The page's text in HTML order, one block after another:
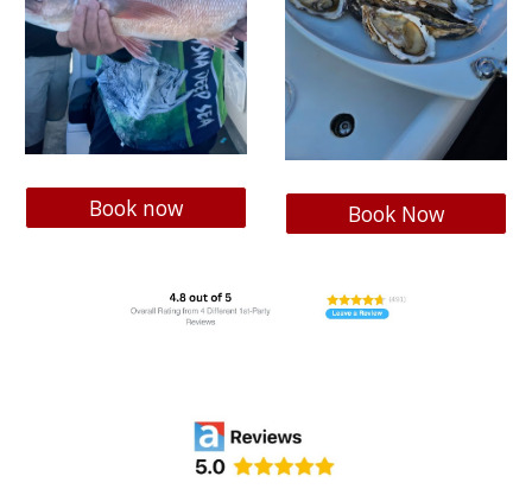
Book now Book Now